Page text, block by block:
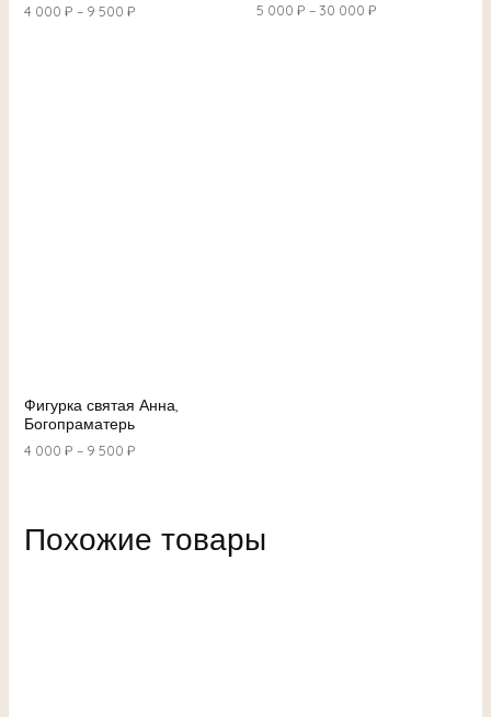
4 000 ₽ – 9 500 ₽ 5 000 ₽ –30 000 ₽
Фигурка святая Анна,
Богопраматерь
4 000 ₽ – 9 500 ₽
Похожие товары